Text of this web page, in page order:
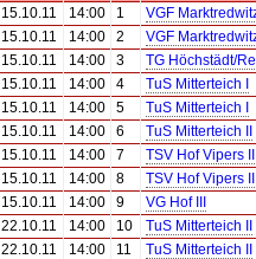
15.10.11
14:00 1
VGF
15.10.11
14:00 2
VGF
15.10.11
14:00 3
TG Höchstädt/
15.10.11
14:00 4
TuS Mitterteich I
15.10.11
14:00 5
TuS Mitterteich I
15.10.11
14:00 6
TuS Mitterteich II
15.10.11
14:00 7
TSV Hof Vipers II
15.10.11
14:00 8
TSV Hof Vipers II
15.10.11
14:00 9
VG Hof III
22.10.11
14:00 10
TuS Mitterteich II
22.10.11
14:00 11
TuS Mitterteich II